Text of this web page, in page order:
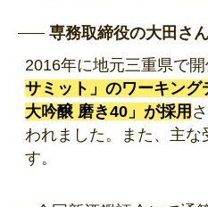
専務取締役の大田さ
2016年に地元三重県で
サミット」のワーキン
大吟醸 磨き40」が採用
われました。また、主
す。